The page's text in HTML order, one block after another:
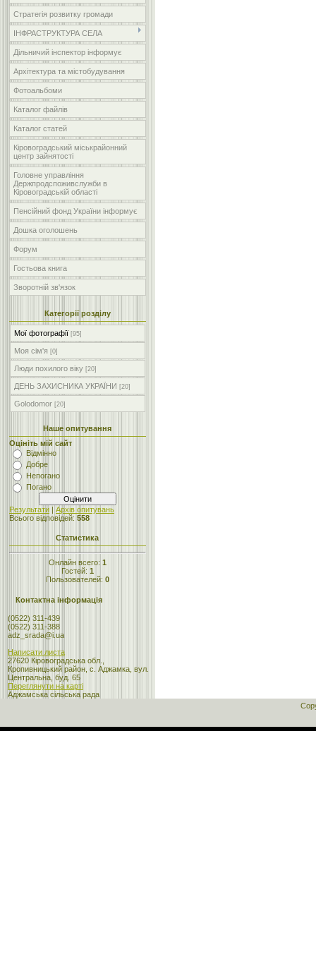
Стратегія розвитку громади
ІНФРАСТРУКТУРА СЕЛА
Дільничий інспектор інформує
Архітектура та містобудування
Фотоальбоми
Каталог файлів
Каталог статей
Кіровоградський міськрайонний
центр зайнятості
Головне управління
Держпродспоживслужби в
Кіровоградській області
Пенсійний фонд України інформує
Дошка оголошень
Форум
Гостьова книга
Зворотній зв'язок
Категорії розділу
Мої фотографії [95]
Моя сім'я [0]
Люди похилого віку [20]
ДЕНЬ ЗАХИСНИКА УКРАЇНИ [20]
Golodomor [20]
Наше опитування
Оцініть мій сайт
Відмінно
Добре
Непогано
Погано
Результати | Архів опитувань
Всього відповідей: 558
Статистика
Онлайн всего: 1
Гостей: 1
Пользователей: 0
Контактна інформація
(0522) 311-439
(0522) 311-388
adz_srada@i.ua
Написати листа
27620 Кіровоградська обл.,
Кропивницький район, с. Аджамка, вул.
Центральна, буд. 65
Переглянути на карті
Аджамська сільська рада